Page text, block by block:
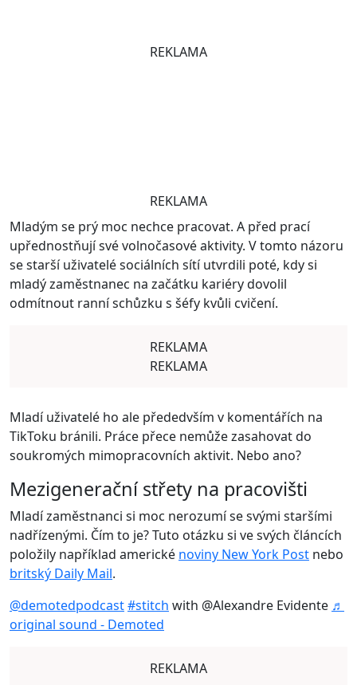
REKLAMA
REKLAMA
Mladým se prý moc nechce pracovat. A před prací
upřednostňují své volnočasové aktivity. V tomto názoru
se starší uživatelé sociálních sítí utvrdili poté, kdy si
mladý zaměstnanec na začátku kariéry dovolil
odmítnout ranní schůzku s šéfy kvůli cvičení.
REKLAMA
REKLAMA
Mladí uživatelé ho ale přededvším v komentářích na
TikToku bránili. Práce přece nemůže zasahovat do
soukromých mimopracovních aktivit. Nebo ano?
Mezigenerační střety na pracovišti
Mladí zaměstnanci si moc nerozumí se svými staršími
nadřízenými. Čím to je? Tuto otázku si ve svých článcích
položily například americké noviny New York Post nebo
britský Daily Mail.
@demotedpodcast#stitch with @Alexandre Evidente ♬
original sound - Demoted
REKLAMA